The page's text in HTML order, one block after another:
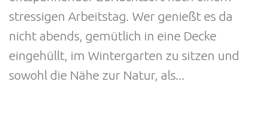
stressigen Arbeitstag. Wer genießt es da
nicht abends, gemütlich in eine Decke
eingehüllt, im Wintergarten zu sitzen und
sowohl die Nähe zur Natur, als...